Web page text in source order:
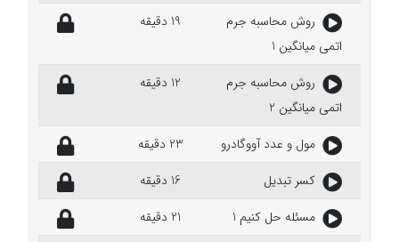
روش محاسبه جرم
اتمی میانگین 1
19 دقیقه
روش محاسبه جرم
اتمی میانگین 2
12 دقیقه
مول و عدد آووگادرو
23 دقیقه
کسر تبدیل
16 دقیقه
مسئله حل کنیم 1
21 دقیقه